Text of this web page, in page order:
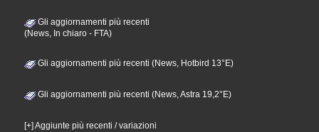
Gli aggiornamenti più recenti
(News, In chiaro - FTA)
Gli aggiornamenti più recenti (News, Hotbird 13°E)
Gli aggiornamenti più recenti (News, Astra 19,2°E)
[+] Aggiunte più recenti / variazioni